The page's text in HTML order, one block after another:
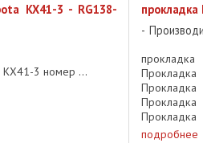
KX41-3 - RG138-
KX41-3 номер ...
Прокладка
подробнее